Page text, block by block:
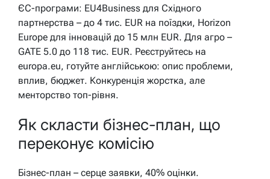
ЄС-програми: EU4Business для Східного
партнерства – до 4 тис. EUR на поїздки, Horizon
Europe для інновацій до 15 млн EUR. Для агро –
GATE 5.0 до 118 тис. EUR. Реєструйтесь на
europa.eu, готуйте англійською: опис проблеми,
вплив, бюджет. Конкуренція жорстка, але
менторство топ-рівня.
Як скласти бізнес-план, що
переконує комісію
Бізнес-план – серце заявки, 40% оцінки.